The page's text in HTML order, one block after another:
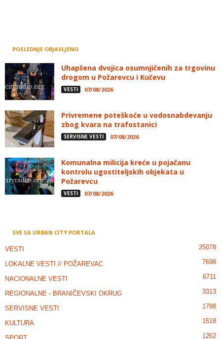
POSLEDNJE OBJAVLJENO
Uhapšena dvojica osumnjičenih za trgovinu
drogom u Požarevcu i Kučevu
VESTI 07/08/2026
Privremene poteškoće u vodosnabdevanju
zbog kvara na trafostanici
SERVISNE VESTI 07/08/2026
Komunalna milicija kreće u pojačanu
kontrolu ugostiteljskih objekata u
Požarevcu
VESTI 07/08/2026
SVE SA URBAN CITY PORTALA
VESTI 25078
LOKALNE VESTI // POŽAREVAC 7698
NACIONALNE VESTI 6711
REGIONALNE - BRANIČEVSKI OKRUG 3313
SERVISNE VESTI 1788
KULTURA 1518
1262